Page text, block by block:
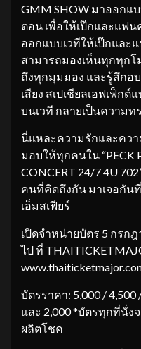
GMM SHOW มาออกแ
ตอน เพื่อให้เป๊กและแฟ
ออกแบบเวทีให้เป๊กและ
สามารถมองเห็นทุกทุกโ
ถึงทุกมุมมอง และรู้สึกอ
เสียง สเปเชียลเอฟเฟ็ก
บนเวที กลายเป็นความ
นี่แหละความรักและคว
มอบให้ทุกคนใน “PECK
CONCERT 24/7 4U
คนที่คิดถึงกัน มาเจอกัน
เอ็มสเฟียร์
เปิดจำหน่ายบัตร 5 กรกฎ
ไป ที่
บัตรราคา: 5,000 / 4,500
และ 2,000 *บัตรทุกที่นั่ง
ผลิตโชค